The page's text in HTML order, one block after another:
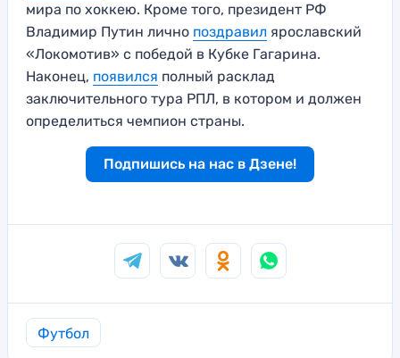
мира по хоккею. Кроме того, президент РФ
Владимир Путин лично поздравил ярославский
«Локомотив» с победой в Кубке Гагарина.
Наконец, появился полный расклад
заключительного тура РПЛ, в котором и должен
определиться чемпион страны.
Подпишись на нас в Дзене!
Футбол